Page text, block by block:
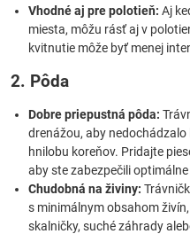
Vhodné aj pre polotieň: Aj
miesta, môžu rásť aj v
kvitnutie môže byť menej
2. Pôda
Dobre priepustná pôda:
drenážou, aby
hnilobu koreňov. Pridajte
aby ste zabezpečili
Chudobná na živiny:
s minimálnym obsahom
skalničky, suché záhrady